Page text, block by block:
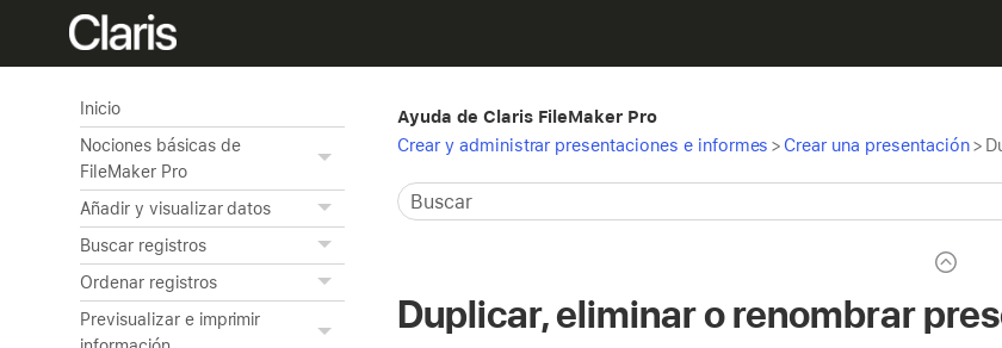
Inicio
Nociones básicas de
FileMaker Pro
Añadir y visualizar datos
Buscar registros
Ordenar registros
Previsualizar e imprimir
Ayuda de Claris FileMaker Pro
Crear y administrar presentaciones e informes > Crear una presentación>
Duplicar, eliminar o renombrar